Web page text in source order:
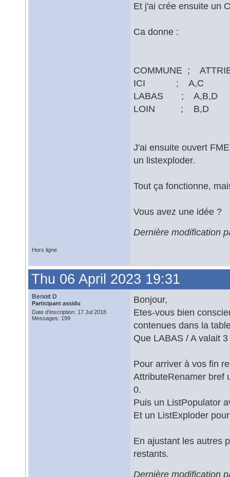
Et j'ai crée ensuite un
Ca donne :
COMMUNE ;
ICI ; A,C
LABAS ; A,B,D
LOIN ; B,D
J'ai ensuite ouvert
un listexploder.
Tout ça fonctionne,
Vous avez une idée ?
Dernière modification
Hors ligne
Thu 06 April 2023 19:31
Benoit D
Participant assidu
Date d'inscription: 17 Jul 2018
Messages: 199
Bonjour,
Etes-vous bien
contenues dans la
Que LABAS / A valait
Pour arriver à vos fin
AttributeRenamer bref
0.
Puis un ListPopulator
Et un ListExploder
En ajustant les autres
restants.
Dernière modification